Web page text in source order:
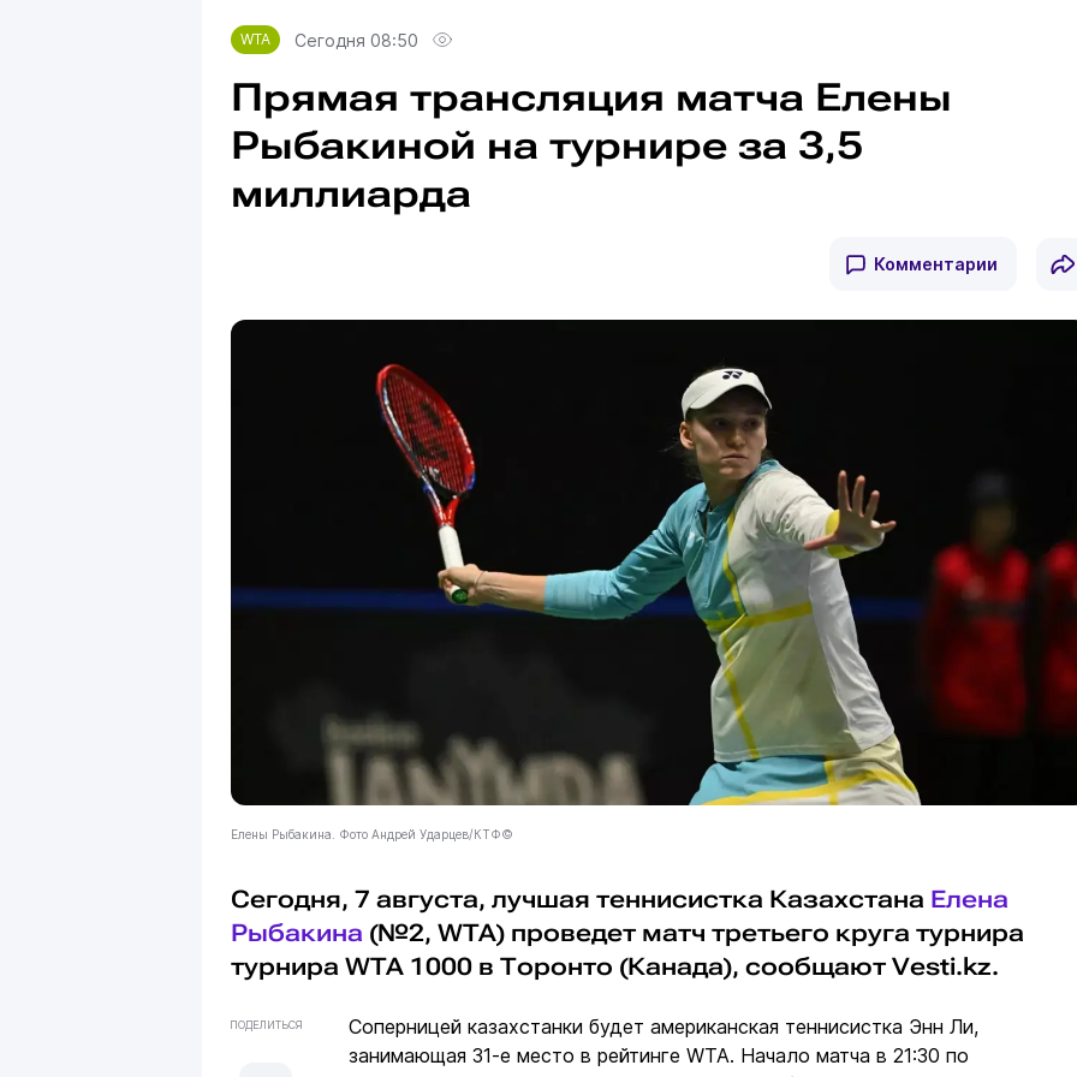
WTA Сегодня 08:50
Прямая трансляция матча Елены
Рыбакиной на турнире за 3,5
миллиарда
Комментарии
Елены Рыбакина. Фото Андрей Ударцев/КТФ©
Сегодня, 7 августа, лучшая теннисистка Казахстана Елена
Рыбакина (№2, WTA) проведет матч третьего круга турнира
турнира WTA 1000 в Торонто (Канада), сообщают Vesti.kz.
ПОДЕЛИТЬСЯ
Соперницей казахстанки будет американская теннисистка Энн Ли,
занимающая 31-е место в рейтинге WTA. Начало матча в 21:30 по